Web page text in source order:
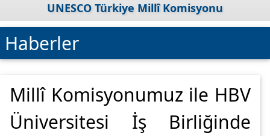
UNESCO Türkiye Millî Komisyonu
Haberler
Millî Komisyonumuz ile HBV
Üniversitesi İş Birliğinde